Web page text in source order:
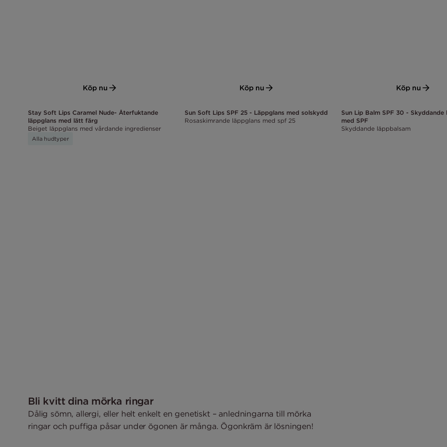
Köp nu
Stay Soft Lips Caramel Nude- Återfuktande
läppglans med lätt färg
Beiget läppglans med vårdande ingredienser
Alla hudtyper
Köp nu
Sun Soft Lips SPF 25 - Läppglans med solskydd
Rosaskimrande läppglans med spf 25
Köp nu
Sun Lip Balm SPF 30 - Skyddande
med SPF
Skyddande läppbalsam
Bli kvitt dina mörka ringar
Dålig sömn, allergi, eller helt enkelt en genetiskt – anledningarna till mörka
ringar och puffiga påsar under ögonen är många. Ögonkräm är lösningen!